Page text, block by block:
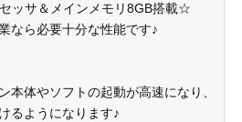
ッサ＆メインメモリ8GB搭載☆
なら必要十分な性能です♪
本体やソフトの起動が高速になり、
るようになります♪